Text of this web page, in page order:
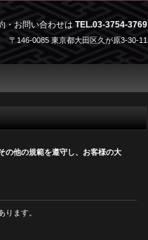
・お問い合わせは TEL.03-3754-3769
〒146-0085 東京都大田区久が原3-30-11
の他の規範を遵守し、お客様の大
ります。